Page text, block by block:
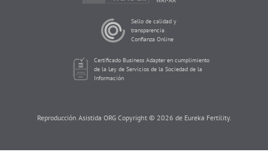
Sello de calidad y
transparencia
Confianza Online
Certificado Business Adapter en cumplimiento
de la Ley de Servicios de la Sociedad de la
Información
Reproducción Asistida ORG Copyright © 2026 de Eureka Fertility.